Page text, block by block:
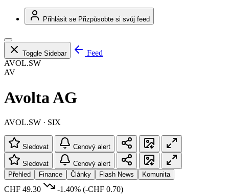
Přihlásit se Přizpůsobte si svůj feed
Toggle Sidebar
Feed
AVOL.SW
AV
Avolta AG
AVOL.SW · SIX
Sledovat Cenový alert
Sledovat
Cenový alert
Přehled
Finance Články Flash News Komunita
CHF 49.30 -1.40% (-CHF 0.70)